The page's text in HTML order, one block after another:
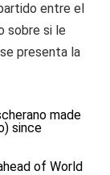
entre el
sobre si le
presenta la
made
since
of World